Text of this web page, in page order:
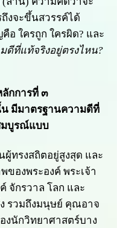
งจะขึ้นสวรรค์ได้
อ ใครถูก ใครผิด? และ
ดีที่แท้จริงอยู่ตรงไหน?
ลักการที่ ๓
น มีมาตรฐานความดีที่
มบูรณ์แบบ
ผู้ทรงสถิตอยู่สูงสุด และ
ของพระองค์ พระเจ้า
จักรวาล โลก และ
รวมถึงมนุษย์ คุณอาจ
งนักวิทยาศาสตร์บาง